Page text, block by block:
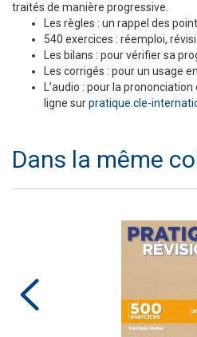
traités de manière progressive.
Les règles : un rappel des
540 exercices : réemploi,
Les bilans : pour vérifier sa
Les corrigés : pour un usage
L’audio : pour la
ligne surpratique.cle-
Dans la même